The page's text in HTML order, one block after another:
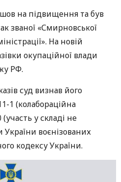
на підвищення та був
званої «Смирновської
На новій
окупаційної влади
РФ.
суд визнав його
1 (колабораційна
(участь у складі не
воєнізованих
кодексу України.